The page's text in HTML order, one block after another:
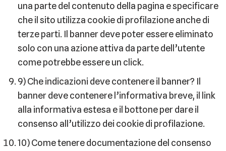
una parte del contenuto della pagina e specificare
che il sito utilizza cookie di profilazione anche di
terze parti. Il banner deve poter essere eliminato
solo con una azione attiva da parte dell’utente
come potrebbe essere un click.
9) Che indicazioni deve contenere il banner? Il
banner deve contenere l’informativa breve, il link
alla informativa estesa e il bottone per dare il
consenso all’utilizzo dei cookie di profilazione.
10) Come tenere documentazione del consenso